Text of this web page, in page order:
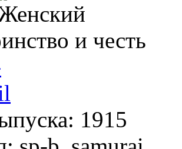
и честь
1915